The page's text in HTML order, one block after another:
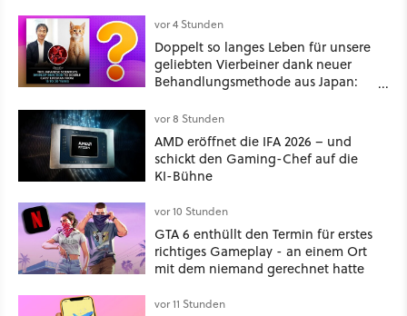
vor 4 Stunden
Doppelt so langes Leben für unsere
geliebten Vierbeiner dank neuer
Behandlungsmethode aus Japan:
Kommentare zeigt, dass es nicht so
einfach ist
vor 8 Stunden
AMD eröffnet die IFA 2026 – und
schickt den Gaming-Chef auf die
KI-Bühne
vor 10 Stunden
GTA 6 enthüllt den Termin für erstes
richtiges Gameplay - an einem Ort
mit dem niemand gerechnet hatte
vor 11 Stunden